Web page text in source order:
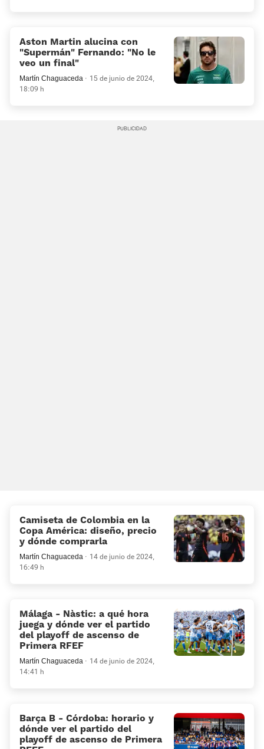
Aston Martin alucina con
«Supermán» Fernando: «No le
veo un final»
Martín Chaguaceda
15 de junio de 2024,
18:09 h
Camiseta de Colombia en la
Copa América: diseño, precio
y dónde comprarla
Martín Chaguaceda
14 de junio de 2024,
16:49 h
Málaga - Nàstic: a qué hora
juega y dónde ver el partido
del playoff de ascenso de
Primera RFEF
Martín Chaguaceda
14 de junio de 2024,
14:41 h
Barça B - Córdoba: horario y
dónde ver el partido del
playoff de ascenso de Primera